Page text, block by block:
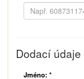
Dodací údaje
Jméno: *